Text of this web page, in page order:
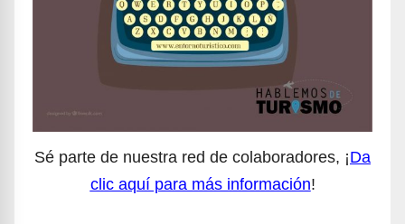
Sé parte de nuestra red de colaboradores, ¡Da
clic aquí para más información!